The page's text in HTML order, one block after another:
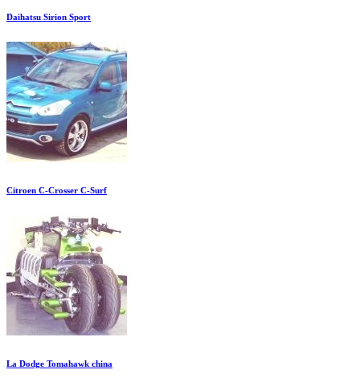
Daihatsu Sirion Sport
Citroen C-Crosser C-Surf
La Dodge Tomahawk china